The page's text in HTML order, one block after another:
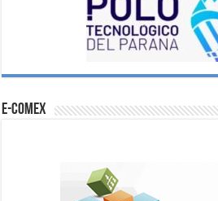
e-comex